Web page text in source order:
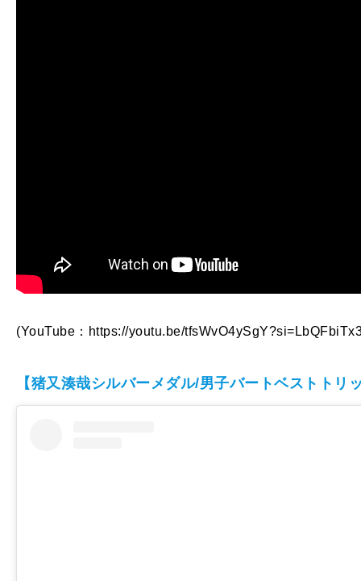
(YouTube：https://youtu.be/
【猪又湊哉シルバーメダル/男子バートベストトリ